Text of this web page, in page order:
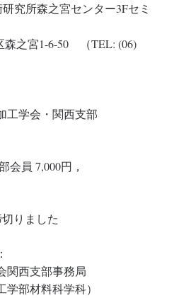
究所森之宮センター3Fセミ
之宮1-6-50 （TEL: (06)
工学会・関西支部
員 7,000円，
りました
関西支部事務局
部材料科学科）